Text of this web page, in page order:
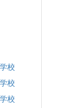
校
校
校